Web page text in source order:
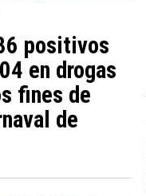
positivos
en drogas
fines de
de